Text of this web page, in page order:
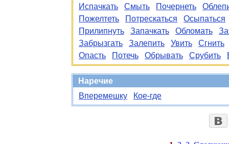
Испачкать
Смыть Почернеть
Пожелтеть
Потрескаться
Осыпаться
Прилипнуть
Запачкать Обломать
Забрызгать
Залепить Увить
Сгнить
Опасть
Потечь Обрывать Срубить
Наречие
Вперемешку
Кое-где